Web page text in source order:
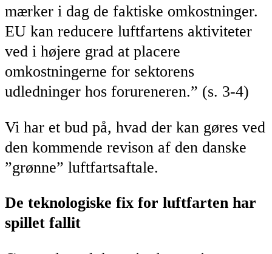
mærker i dag de faktiske omkostninger.
EU kan reducere luftfartens aktiviteter
ved i højere grad at placere
omkostningerne for sektorens
udledninger hos forureneren.” (s. 3-4)
Vi har et bud på, hvad der kan gøres ved
den kommende revison af den danske
”grønne” luftfartsaftale.
De teknologiske fix for luftfarten har
spillet fallit